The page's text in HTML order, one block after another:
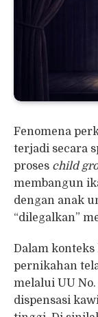
Fenomena
terjadi secara
proses child
membangun
dengan anak
“dilegalkan”
Dalam
pernikahan
melalui UU
dispensasi